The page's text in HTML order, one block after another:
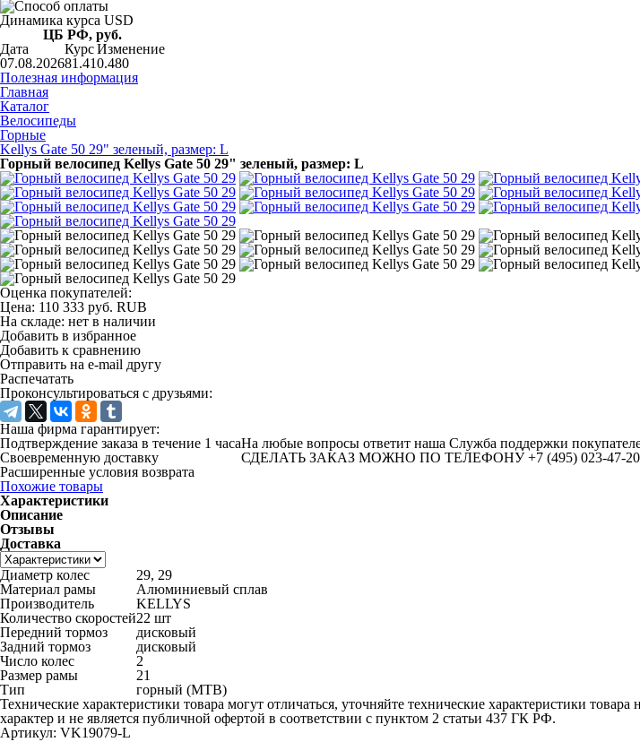
Динамика курса USD
ЦБ РФ, руб.
Дата
КурсИзменение
07.08.202681.410.480
Полезная информация
Главная
Каталог
Велосипеды
Горные
Kellys Gate 50 29" зеленый, размер: L
Горный велосипед Kellys Gate 50 29" зеленый, размер: L
Оценка покупателей:
Цена: 110 333 руб. RUB
На складе: нет в наличии
Добавить в избранное
Добавить к сравнению
Отправить на e-mail другу
Распечатать
Проконсультироваться с друзьями:
Наша фирма гарантирует:
Подтверждение заказа в течение 1 часа
Своевременную доставку
Расширенные условия возврата
На любые вопросы ответит наша Служба поддержки
СДЕЛАТЬ ЗАКАЗ МОЖНО ПО ТЕЛЕФОНУ +7 (495) 023-47-20
Похожие товары
Характеристики
Описание
Отзывы
Доставка
Диаметр колес
29, 29
Материал рамы
Алюминиевый сплав
Производитель
KELLYS
Количество скоростей22 шт
Передний тормоз
дисковый
Задний тормоз
дисковый
Число колес
2
Размер рамы
21
Тип
горный (MTB)
Технические характеристики товара могут отличаться, уточняйте технические характеристики
характер и не является публичной офертой в соответствии с пунктом 2 статьи 437 ГК РФ.
Артикул: VK19079-L